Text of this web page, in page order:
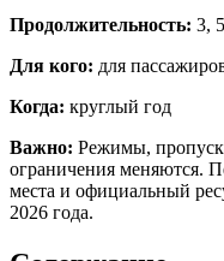
Продолжительность: 3,
Для кого: для
Когда: круглый год
Важно: Режимы,
ограничения меняются.
места и официальный
2026 года.